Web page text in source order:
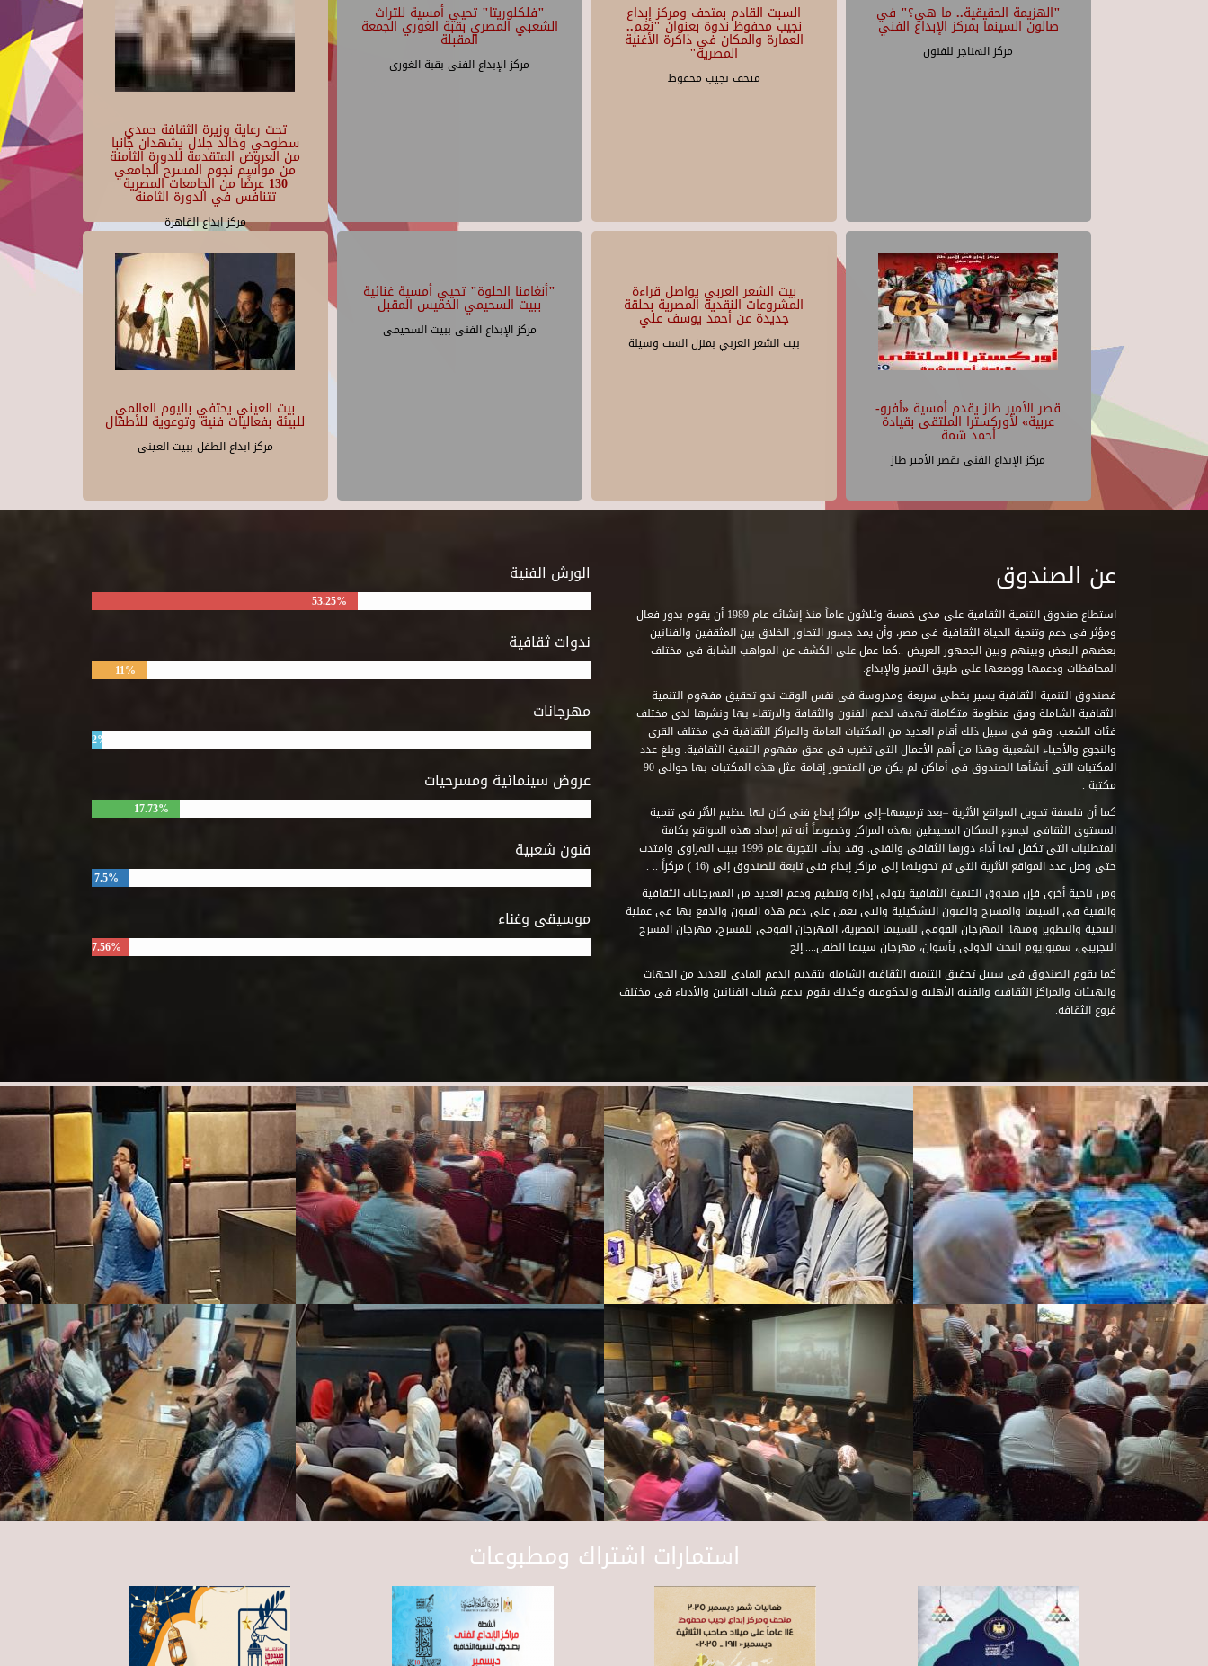
تحت رعاية وزيرة الثقافة حمدي
سطوحي وخالد جلال يشهدان جانبا
من العروض المتقدمة للدورة الثامنة
من مواسم نجوم المسرح الجامعي
130 عرضًا من الجامعات المصرية
تتنافس في الدورة الثامنة
مركز ابداع القاهرة
"فلكلوريتا" تحيي أمسية للتراث
الشعبي المصري بقبة الغوري الجمعة
المقبلة
مركز الإبداع الفنى بقبة الغورى
السبت القادم بمتحف ومركز إبداع
نجيب محفوظ ندوة بعنوان "نغم..
العمارة والمكان في ذاكرة الأغنية
المصرية"
متحف نجيب محفوظ
"الهزيمة الحقيقية.. ما هي؟" في
صالون السينما بمركز الإبداع الفني
مركز الهناجر للفنون
بيت العيني يحتفي باليوم العالمي
للبيئة بفعاليات فنية وتوعوية للأطفال
مركز ابداع الطفل ببيت العينى
"أنغامنا الحلوة" تحيي أمسية غنائية
ببيت السحيمي الخميس المقبل
مركز الإبداع الفنى ببيت السحيمى
بيت الشعر العربي يواصل قراءة
المشروعات النقدية المصرية بحلقة
جديدة عن أحمد يوسف علي
بيت الشعر العربي بمنزل الست وسيلة
قصر الأمير طاز يقدم أمسية «أفرو-
عربية» لأوركسترا الملتقى بقيادة
أحمد شمة
مركز الإبداع الفنى بقصر الأمير طاز
الورش الفنية
53.25%
ندوات ثقافية
11%
مهرجانات
2%
عروض سينمائية ومسرحيات
17.73%
فنون شعبية
7.5%
موسيقى وغناء
7.56%
عن الصندوق
استطاع صندوق التنمية الثقافية على مدى خمسة وثلاثون عاماً منذ إنشائه عام 1989 أن يقوم بدور فعال
ومؤثر فى دعم وتنمية الحياة الثقافية فى مصر، وأن يمد جسور التحاور الخلاق بين المثقفين والفنانين
بعضهم البعض وبينهم وبين الجمهور العريض ..كما عمل على الكشف عن المواهب الشابة فى مختلف
المحافظات ودعمها ووضعها على طريق التميز والإبداع.
فصندوق التنمية الثقافية يسير بخطى سريعة ومدروسة فى نفس الوقت نحو تحقيق مفهوم التنمية
الثقافية الشاملة وفق منظومة متكاملة تهدف لدعم الفنون والثقافة والارتقاء بها ونشرها لدى مختلف
فئات الشعب. وهو فى سبيل ذلك أقام العديد من المكتبات العامة والمراكز الثقافية فى مختلف القرى
والنجوع والأحياء الشعبية وهذا من أهم الأعمال التى تضرب فى عمق مفهوم التنمية الثقافية. وبلغ عدد
المكتبات التى أنشأها الصندوق فى أماكن لم يكن من المتصور إقامة مثل هذه المكتبات بها حوالى 90
مكتبة .
كما أن فلسفة تحويل المواقع الأثرية –بعد ترميمها–إلى مراكز إبداع فنى كان لها عظيم الأثر فى تنمية
المستوى الثقافى لجموع السكان المحيطين بهذه المراكز وخصوصاً أنه تم إمداد هذه المواقع بكافة
المتطلبات التى تكفل لها أداء دورها الثقافى والفنى. وقد بدأت التجربة عام 1996 ببيت الهراوى وامتدت
حتى وصل عدد المواقع الأثرية التى تم تحويلها إلى مراكز إبداع فنى تابعة للصندوق إلى (16 ) مركزاً .. .
ومن ناحية أخرى فإن صندوق التنمية الثقافية يتولى إدارة وتنظيم ودعم العديد من المهرجانات الثقافية
والفنية فى السينما والمسرح والفنون التشكيلية والتى تعمل على دعم هذه الفنون والدفع بها فى عملية
التنمية والتطوير ومنها: المهرجان القومى للسينما المصرية، المهرجان القومى للمسرح، مهرجان المسرح
التجريبى، سمبوزيوم النحت الدولى بأسوان، مهرجان سينما الطفل.....إلخ
كما يقوم الصندوق فى سبيل تحقيق التنمية الثقافية الشاملة بتقديم الدعم المادى للعديد من الجهات
والهيئات والمراكز الثقافية والفنية الأهلية والحكومية وكذلك يقوم بدعم شباب الفنانين والأدباء فى مختلف
فروع الثقافة.
استمارات اشتراك ومطبوعات